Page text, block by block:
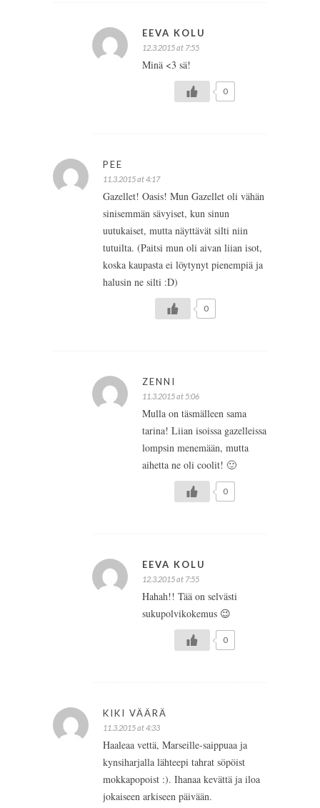
EEVA KOLU
12.3.2015 at 7:55
Minä <3 sä!
0
PEE
11.3.2015 at 4:17
Gazellet! Oasis! Mun Gazellet oli vähän
sinisemmän sävyiset, kun sinun
uutukaiset, mutta näyttävät silti niin
tutuilta. (Paitsi mun oli aivan liian isot,
koska kaupasta ei löytynyt pienempiä ja
halusin ne silti :D)
0
ZENNI
11.3.2015 at 5:06
Mulla on täsmälleen sama
tarina! Liian isoissa gazelleissa
lompsin menemään, mutta
aihetta ne oli coolit! 🙂
0
EEVA KOLU
12.3.2015 at 7:55
Hahah!! Tää on selvästi
sukupolvikokemus 😉
0
KIKI VÄÄRÄ
11.3.2015 at 4:33
Haaleaa vettä, Marseille-saippuaa ja
kynsiharjalla lähteepi tahrat söpöist
mokkapopoist :). Ihanaa kevättä ja iloa
jokaiseen arkiseen päivään.